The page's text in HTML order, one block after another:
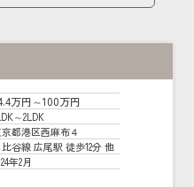
万円～100万円
～2LDK
都港区西麻布４
比谷線 広尾駅 徒歩12分 他
年2月